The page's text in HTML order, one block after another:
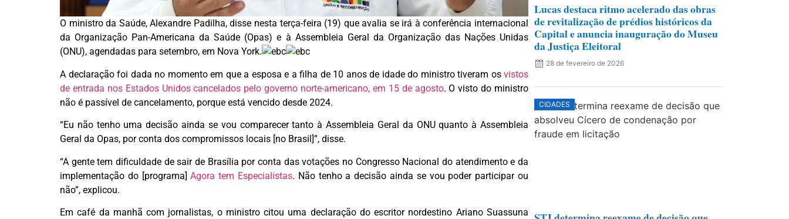
O ministro da Saúde, Alexandre Padilha, disse nesta terça-feira (19) que avalia se irá à conferência internacional
da Organização Pan-Americana da Saúde (Opas) e à Assembleia Geral da Organização das Nações Unidas
(ONU), agendadas para setembro, em Nova York.
A declaração foi dada no momento em que a esposa e a filha de 10 anos de idade do ministro tiveram os vistos
de entrada nos Estados Unidos cancelados pelo governo norte-americano, em 15 de agosto. O visto do ministro
não é passível de cancelamento, porque está vencido desde 2024.
“Eu não tenho uma decisão ainda se vou comparecer tanto à Assembleia Geral da ONU quanto à Assembleia
Geral da Opas, por conta dos compromissos locais [no Brasil]”, disse.
“A gente tem dificuldade de sair de Brasília por conta das votações no Congresso Nacional do atendimento e da
implementação do [programa]Agora tem Especialistas. Não tenho a decisão ainda se vou poder participar ou
não”, explicou.
Em café da manhã com jornalistas, o ministro citou uma declaração do escritor nordestino Ariano Suassuna
Lucas destaca ritmo acelerado das obras
de revitalização de prédios históricos da
Capital e anuncia inauguração do Museu
da Justiça Eleitoral
28 de fevereiro de 2026
CIDADES